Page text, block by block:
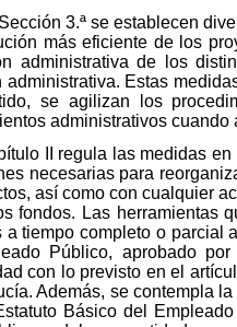
3.ª se establecen
más eficiente de los
administrativa de los
administrativa. Estas
se agilizan los
administrativos cuando
II regula las medidas
necesarias para
así como con cualquier
fondos. Las herramientas
a tiempo completo o parcial
Público, aprobado
con lo previsto en el
Además, se contempla
Básico del